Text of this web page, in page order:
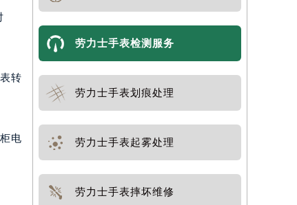
转
电
劳力士手表检测服务
劳力士手表划痕处理
劳力士手表起雾处理
劳力士手表摔坏维修